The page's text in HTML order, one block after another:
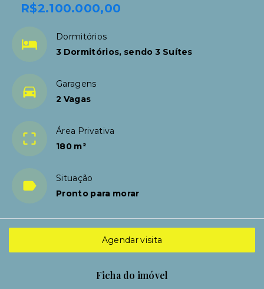
R$2.100.000,00
Dormitórios
3 Dormitórios, sendo 3 Suítes
Garagens
2 Vagas
Área Privativa
180 m²
Situação
Pronto para morar
Agendar visita
Ficha do imóvel